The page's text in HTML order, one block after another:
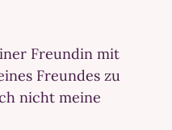
Freundin mit
Freundes zu
nicht meine